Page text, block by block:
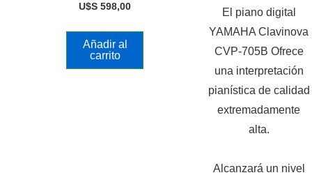
U$S 598,00
Añadir al
carrito
El piano digital
YAMAHA Clavinova
CVP-705B Ofrece
una interpretación
pianística de calidad
extremadamente
alta.
Alcanzará un nivel